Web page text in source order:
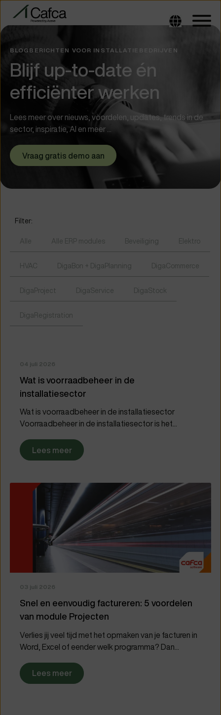
BLOGBERICHTEN VOOR INSTALLATIEBEDRIJVEN
Blijf up-to-date én
efficiënter werken
Lees meer over nieuws, voordelen, updates, trends in de
sector, inspiratie, AI en meer ...
Vraag gratis demo aan
Filter:
Alle Alle ERP modules Beveiliging Elektro
HVAC DigaBon + DigaPlanning DigaCommerce
DigaProject DigaService DigaStock
DigaRegistration
04 juli 2026
Wat is voorraadbeheer in de
installatiesector
Wat is voorraadbeheer in de installatiesector
Voorraadbeheer in de installatiesector is het...
Lees meer
03 juli 2026
Snel en eenvoudig factureren: 5 voordelen
van module Projecten
Verlies jij veel tijd met het opmaken van je facturen in
Word, Excel of eender welk programma? Dan...
Lees meer